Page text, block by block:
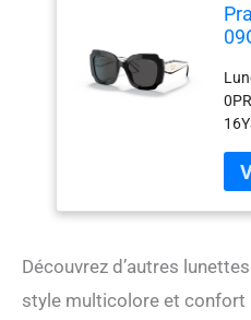
Découvrez d’autres
style multicolore et confort